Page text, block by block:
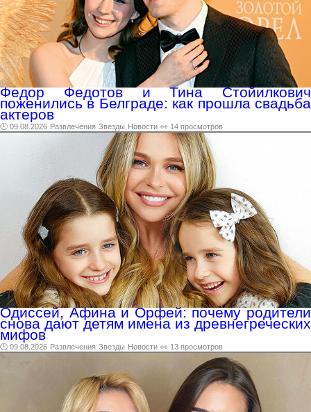
Федор Федотов и Тина Стойилкович
поженились в Белграде: как прошла свадьба
актеров
🕑 09.08.2026 Развлечения Звезды Новости 👀 14 просмотров
Одиссей, Афина и Орфей: почему родители
снова дают детям имена из древнегреческих
мифов
🕑 09.08.2026 Развлечения Звезды Новости 👀 13 просмотров